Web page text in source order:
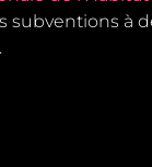
subventions à
Restaurer une